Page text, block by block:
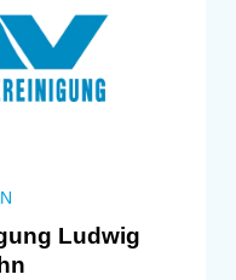
Ludwig